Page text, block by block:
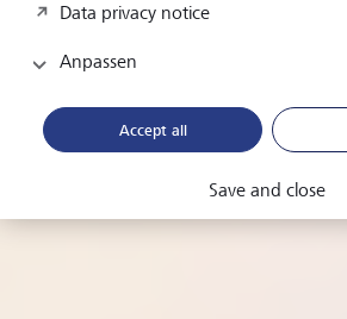
Lesezeit 4 Minuten
URL kopieren
Data privacy notice
Anpassen
Accept all
Save and close